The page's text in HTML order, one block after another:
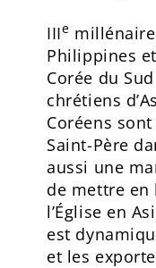
IIIe
Philippines
Corée du
chrétiens
Coréens
Saint-Père
aussi une
de mettre
l’Église en
est
et les